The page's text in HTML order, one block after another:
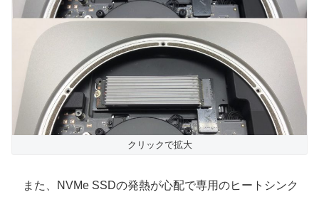
クリックで拡大
また、NVMe SSDの発熱が心配で専用のヒートシンク